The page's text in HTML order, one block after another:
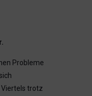
Probleme
Viertels trotz